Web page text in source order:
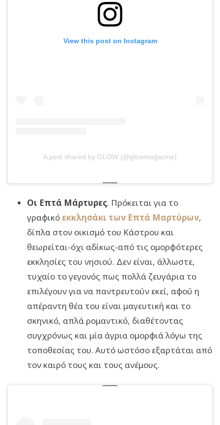
View this post on Instagram
A post shared by GLOW (@glowmagazine)
Οι Επτά Μάρτυρες. Πρόκειται για το
γραφικό εκκλησάκι των Επτά Μαρτύρων,
δίπλα στον οικισμό του Κάστρου και
θεωρείται-όχι αδίκως-από τις ομορφότερες
εκκλησίες του νησιού. Δεν είναι, άλλωστε,
τυχαίο το γεγονός πως πολλά ζευγάρια το
επιλέγουν για να παντρευτούν εκεί, αφού η
απέραντη θέα του είναι μαγευτική και το
σκηνικό, απλά ρομαντικό, διαθέτοντας
συγχρόνως και μία άγρια ομορφιά λόγω της
τοποθεσίας του. Αυτό ωστόσο εξαρτάται από
τον καιρό τους και τους ανέμους.